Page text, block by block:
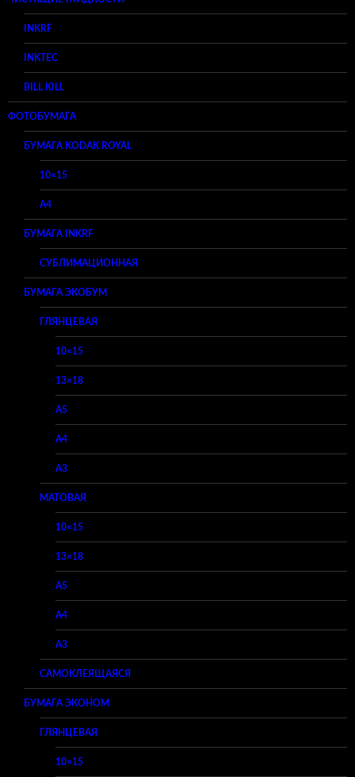
INKRF
INKTEC
BILL KILL
ФОТОБУМАГА
БУМАГА KODAK ROYAL
10×15
A4
БУМАГА INKRF
СУБЛИМАЦИОННАЯ
БУМАГА ЭКОБУМ
ГЛЯНЦЕВАЯ
10×15
13×18
A5
A4
A3
МАТОВАЯ
10×15
13×18
A5
A4
A3
САМОКЛЕЯЩАЯСЯ
БУМАГА ЭКОНОМ
ГЛЯНЦЕВАЯ
10×15